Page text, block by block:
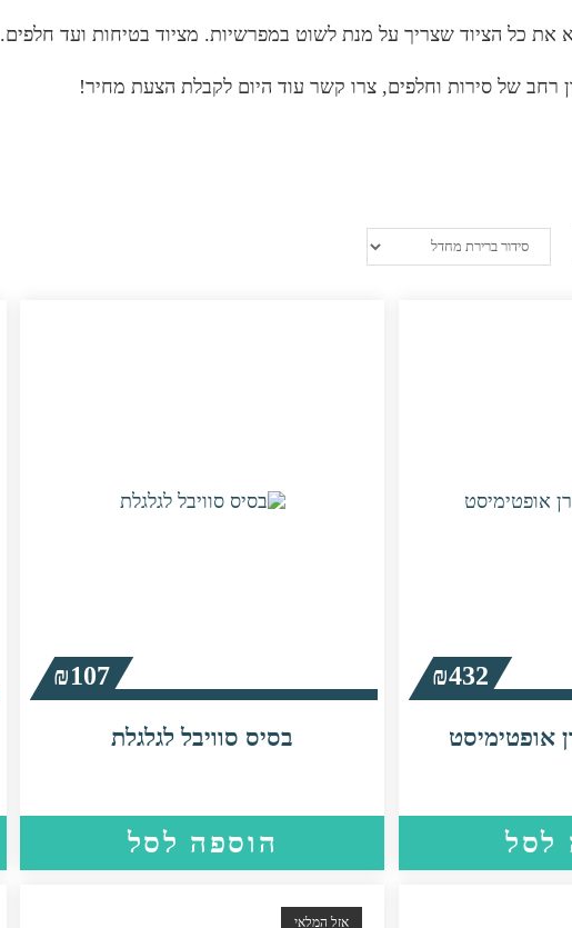
את כל הציוד שצריך על מנת לשוט במפרשיות. מציוד בטיחות ועד חלפים.
רחב של סירות וחלפים, צרו קשר עוד היום לקבלת הצעת מחיר!
₪432
אופטימיסט
לסל
₪107
בסיס סוויבל לגלגלת
הוספה לסל
אזל המלאי